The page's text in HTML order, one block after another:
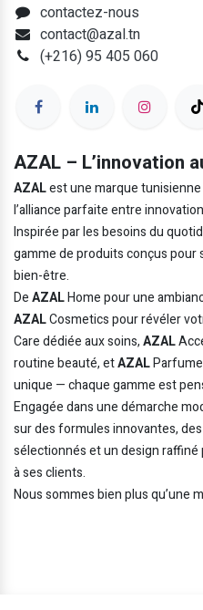
contactez-nous
contact@azal.tn
(+216) 95 405 060
AZAL – L’innovation
AZALest une marque
l’alliance parfaite entre
Inspirée par les besoins du
gamme de produits conçus pour
bien-être.
DeAZALHome pour une
AZALCosmetics pour révéler
Care dédiée aux soins,AZAL
routine beauté, etAZAL
unique — chaque gamme est
Engagée dans une démarche
sur des formules innovantes,
sélectionnés et un design
à ses clients.
Nous sommes bien plus qu’une